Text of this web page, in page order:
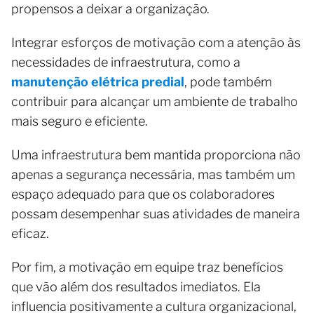
propensos a deixar a organização.
Integrar esforços de motivação com a atenção às
necessidades de infraestrutura, como a
manutenção elétrica predial, pode também
contribuir para alcançar um ambiente de trabalho
mais seguro e eficiente.
Uma infraestrutura bem mantida proporciona não
apenas a segurança necessária, mas também um
espaço adequado para que os colaboradores
possam desempenhar suas atividades de maneira
eficaz.
Por fim, a motivação em equipe traz benefícios
que vão além dos resultados imediatos. Ela
influencia positivamente a cultura organizacional,